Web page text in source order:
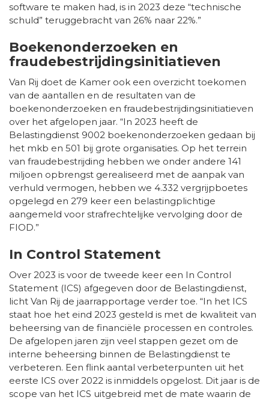
software te maken had, is in 2023 deze “technische
schuld” teruggebracht van 26% naar 22%.”
Boekenonderzoeken en
fraudebestrijdingsinitiatieven
Van Rij doet de Kamer ook een overzicht toekomen
van de aantallen en de resultaten van de
boekenonderzoeken en fraudebestrijdingsinitiatieven
over het afgelopen jaar. “In 2023 heeft de
Belastingdienst 9002 boekenonderzoeken gedaan bij
het mkb en 501 bij grote organisaties. Op het terrein
van fraudebestrijding hebben we onder andere 141
miljoen opbrengst gerealiseerd met de aanpak van
verhuld vermogen, hebben we 4.332 vergrijpboetes
opgelegd en 279 keer een belastingplichtige
aangemeld voor strafrechtelijke vervolging door de
FIOD.”
In Control Statement
Over 2023 is voor de tweede keer een In Control
Statement (ICS) afgegeven door de Belastingdienst,
licht Van Rij de jaarrapportage verder toe. “In het ICS
staat hoe het eind 2023 gesteld is met de kwaliteit van
beheersing van de financiële processen en controles.
De afgelopen jaren zijn veel stappen gezet om de
interne beheersing binnen de Belastingdienst te
verbeteren. Een flink aantal verbeterpunten uit het
eerste ICS over 2022 is inmiddels opgelost. Dit jaar is de
scope van het ICS uitgebreid met de mate waarin de